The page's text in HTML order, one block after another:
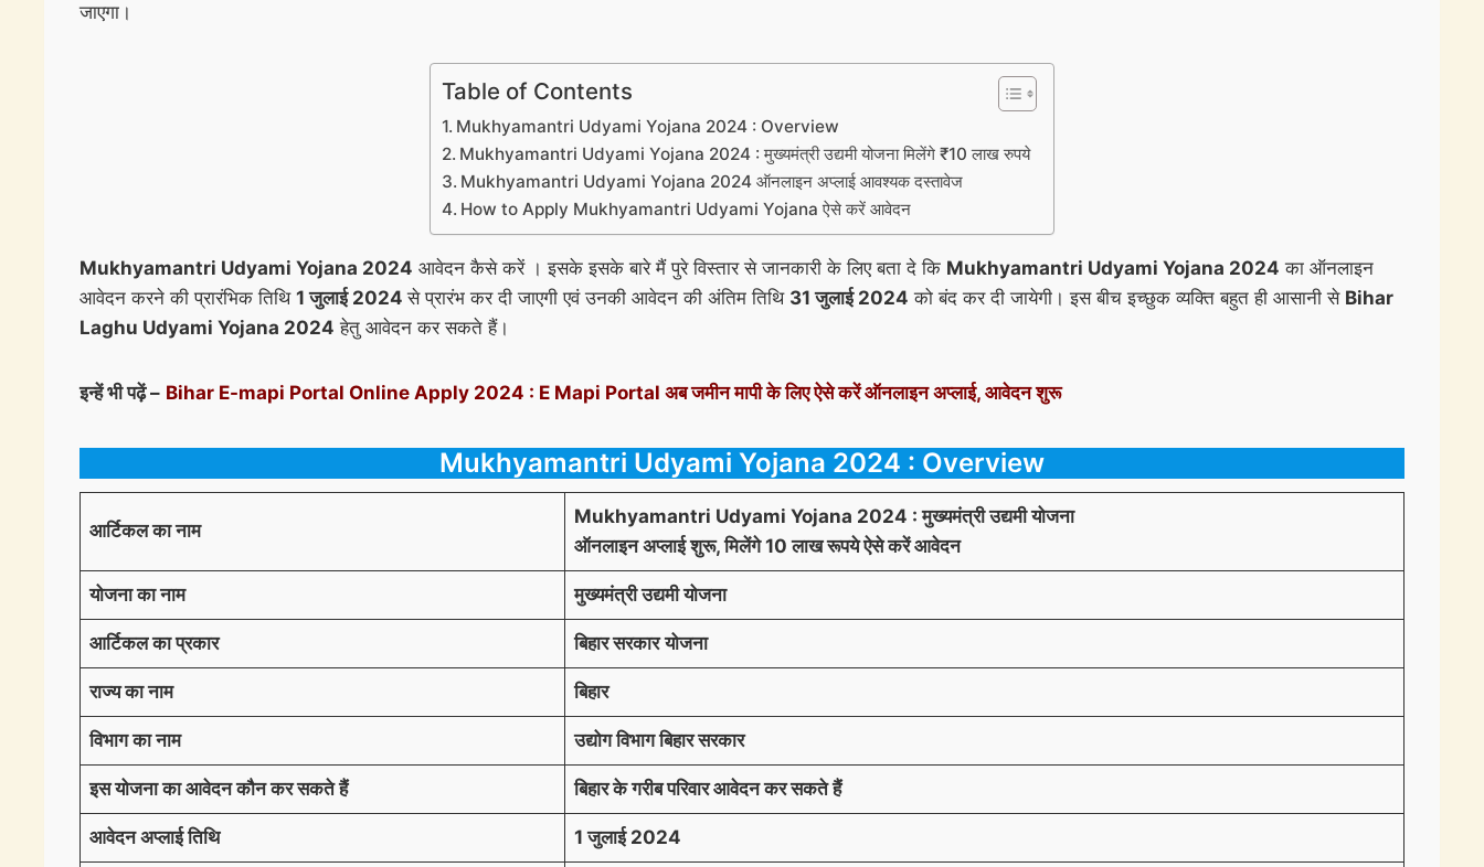
जाएगा।
Table of Contents
Mukhyamantri Udyami Yojana 2024 : Overview
Mukhyamantri Udyami Yojana 2024 : मुख्यमंत्री उद्यमी योजना मिलेंगे ₹10 लाख रुपये
Mukhyamantri Udyami Yojana 2024 ऑनलाइन अप्लाई आवश्यक दस्तावेज
How to Apply Mukhyamantri Udyami Yojana ऐसे करें आवेदन
Mukhyamantri Udyami Yojana 2024 आवेदन कैसे करें । इसके इसके बारे मैं पुरे विस्तार से जानकारी के लिए बता दे कि Mukhyamantri Udyami Yojana 2024 का ऑनलाइन
आवेदन करने की प्रारंभिक तिथि 1 जुलाई 2024से प्रारंभ कर दी जाएगी एवं उनकी आवेदन की अंतिम तिथि 31 जुलाई 2024 को बंद कर दी जायेगी। इस बीच इच्छुक व्यक्ति बहुत ही आसानी से Bihar
Laghu Udyami Yojana 2024 हेतु आवेदन कर सकते हैं।
इन्हें भी पढ़ें – Bihar E-mapi Portal Online Apply 2024 : E Mapi Portal अब जमीन मापी के लिए ऐसे करें ऑनलाइन अप्लाई, आवेदन शुरू
Mukhyamantri Udyami Yojana 2024 : Overview
आर्टिकल का नाम
Mukhyamantri Udyami Yojana 2024 : मुख्यमंत्री उद्यमी योजना
ऑनलाइन अप्लाई शुरू, मिलेंगे 10 लाख रूपये ऐसे करें आवेदन
योजना का नाम मुख्यमंत्री उद्यमी योजना
आर्टिकल का प्रकार बिहार सरकार योजना
राज्य का नाम बिहार
विभाग का नाम उद्योग विभाग बिहार सरकार
इस योजना का आवेदन कौन कर सकते हैं बिहार के गरीब परिवार आवेदन कर सकते हैं
आवेदन अप्लाई तिथि 1 जुलाई 2024